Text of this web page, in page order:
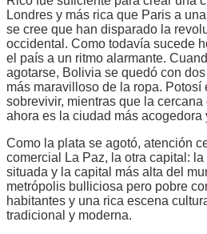
Londres y más rica que Paris a
se cree que han disparado la
occidental. Como todavía sucede
el país a un ritmo alarmante.
agotarse, Bolivia se quedó con
más maravilloso de la ropa.
sobrevivir, mientras que la
ahora es la ciudad más
Como la plata se agotó, atención
comercial La Paz, la otra capital:
situada y la capital más alta del
metrópolis bulliciosa pero pobre
habitantes y una rica escena
tradicional y moderna.